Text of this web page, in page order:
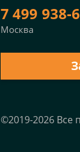
7 499 938-
Москва
©2019-2026 Все